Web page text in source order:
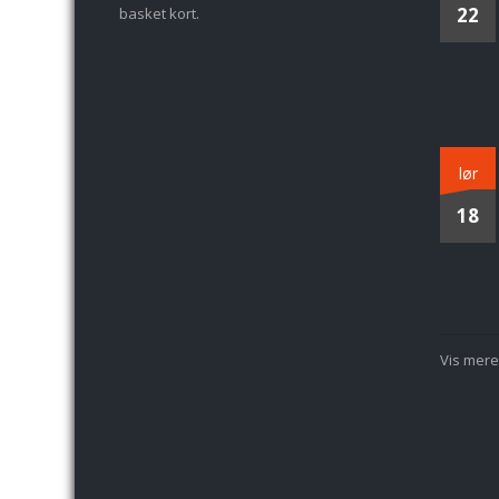
basket kort.
22
lør
18
Vis